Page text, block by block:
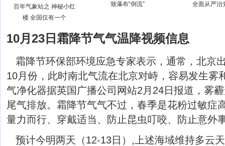
百年气象站之 神秘小红
楼 全国仅有一个
致瀑布“倒流”
全面从严治
10月23日霜降节气气温降视频信息
霜降节环保部环境应急专家表示，通常，北京
10月份，此时南北气流在北京对峙，容易发生雾
气净化器据英国广播公司网站2月24日报道，雾
尾气排放。霜降节气气不过，春季是花粉过敏症
量力而行、穿戴适当、防止昆虫叮咬、防止意外
预计今明两天（12-13日）,上述海域维持多云